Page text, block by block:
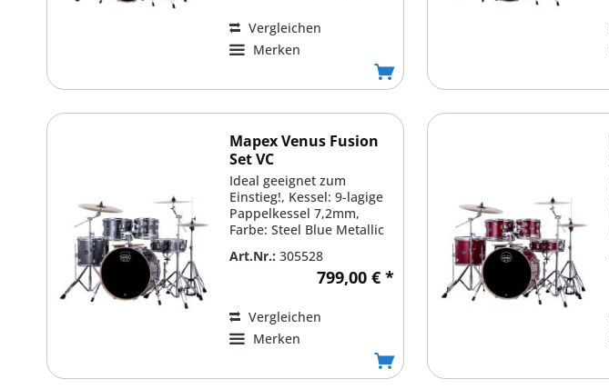
Vergleichen
Merken
Mapex Venus Fusion
Set VC
Ideal geeignet zum
Einstieg!, Kessel: 9-lagige
Pappelkessel 7,2mm,
Farbe: Steel Blue Metallic
Art.Nr.: 305528
799,00 € *
Vergleichen
Merken